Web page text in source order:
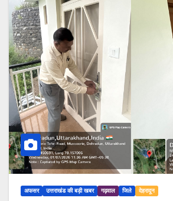
अफसर उत्तराखंड की बड़ी खबर गढ़वाल जिले देहरादून